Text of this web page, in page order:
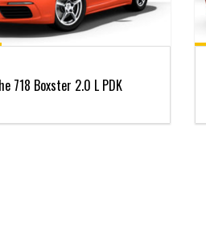
718 Boxster 2.0 L PDK